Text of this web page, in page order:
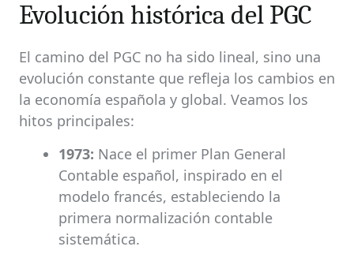
Evolución histórica del PGC
El camino del PGC no ha sido lineal, sino una
evolución constante que refleja los cambios en
la economía española y global. Veamos los
hitos principales:
1973: Nace el primer Plan General
Contable español, inspirado en el
modelo francés, estableciendo la
primera normalización contable
sistemática.